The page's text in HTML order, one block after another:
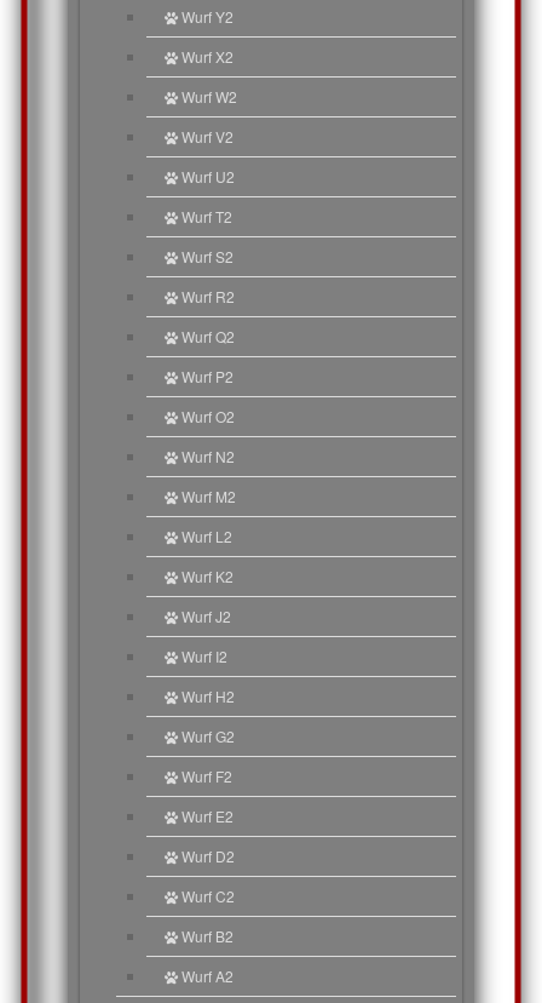
Wurf Y2
Wurf X2
Wurf W2
Wurf V2
Wurf U2
Wurf T2
Wurf S2
Wurf R2
Wurf Q2
Wurf P2
Wurf O2
Wurf N2
Wurf M2
Wurf L2
Wurf K2
Wurf J2
Wurf I2
Wurf H2
Wurf G2
Wurf F2
Wurf E2
Wurf D2
Wurf C2
Wurf B2
Wurf A2